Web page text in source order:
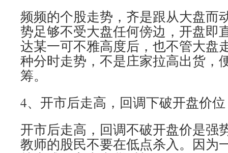
频频的个股走势，齐是跟从大盘而
势足够不受大盘任何傍边，开盘即
达某一可不雅高度后，也不管大盘
种分时走势，不是庄家拉高出货，
筹。
4、开市后走高，回调下破开盘价位
开市后走高，回调不破开盘价是强
教师的股民不要在低点杀入。因为